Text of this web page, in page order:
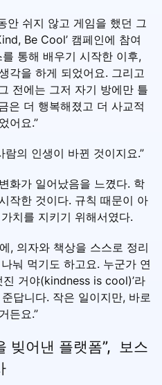
안 쉬지 않고 게임을 했던 그
Be Cool’ 캠페인에 참여
통해 배우기 시작한 이후,
각을 하게 되었어요. 그리고
전에는 그저 자기 방에만 틀
은 더 행복해졌고 더 사교적
어요.”
의 인생이 바뀐 것이지요.”
화가 일어났음을 느꼈다. 학
작한 것이다. 규칙 때문이 아
치를 지키기 위해서였다.
, 의자와 책상을 스스로 정리
눠 먹기도 하고요. 누군가 연
진 거야(kindness is cool)’라
답니다. 작은 일이지만, 바로
든요.”
빚어낸 플랫폼”, 보스